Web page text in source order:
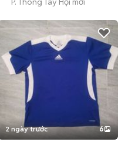
2 ngày trước 6